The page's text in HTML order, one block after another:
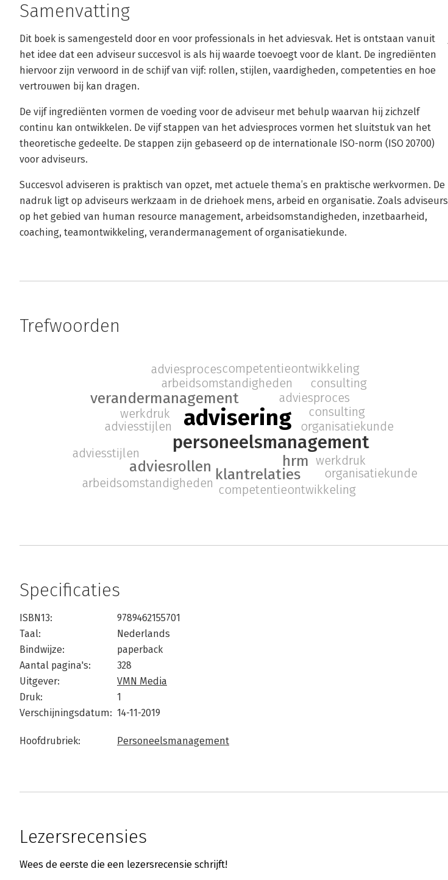
Samenvatting
Dit boek is samengesteld door en voor professionals in het adviesvak. Het is ontstaan vanuit
het idee dat een adviseur succesvol is als hij waarde toevoegt voor de klant. De ingrediënten
hiervoor zijn verwoord in de schijf van vijf: rollen, stijlen, vaardigheden, competenties en hoe
vertrouwen bij kan dragen.
De vijf ingrediënten vormen de voeding voor de adviseur met behulp waarvan hij zichzelf
continu kan ontwikkelen. De vijf stappen van het adviesproces vormen het sluitstuk van het
theoretische gedeelte. De stappen zijn gebaseerd op de internationale ISO-norm (ISO 20700)
voor adviseurs.
Succesvol adviseren is praktisch van opzet, met actuele thema’s en praktische werkvormen. De
nadruk ligt op adviseurs werkzaam in de driehoek mens, arbeid en organisatie. Zoals adviseurs
op het gebied van human resource management, arbeidsomstandigheden, inzetbaarheid,
coaching, teamontwikkeling, verandermanagement of organisatiekunde.
Trefwoorden
advisering
personeelsmanagement
hrm
klantrelaties
adviesrollen
verandermanagement
arbeidsomstandigheden
adviesstijlen
adviesproces
werkdruk
competentieontwikkeling
consulting
organisatiekunde
arbeidsomstandigheden
adviesstijlen
adviesproces
werkdruk
competentieontwikkeling
consulting
organisatiekunde
Specificaties
ISBN13:
9789462155701
Taal:
Nederlands
Bindwijze:
paperback
Aantal pagina's:
328
Uitgever:
VMN Media
Druk:
1
Verschijningsdatum: 14-11-2019
Hoofdrubriek: Personeelsmanagement
Lezersrecensies
Wees de eerste die een lezersrecensie schrijft!